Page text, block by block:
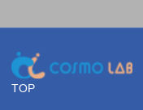
TOP